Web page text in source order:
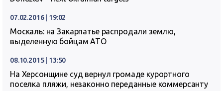
07.02.2016 | 19:02
Москаль: на Закарпатье распродали землю,
выделенную бойцам АТО
08.10.2015 | 13:50
На Херсонщине суд вернул громаде курортного
поселка пляжи, незаконно переданные коммерсанту